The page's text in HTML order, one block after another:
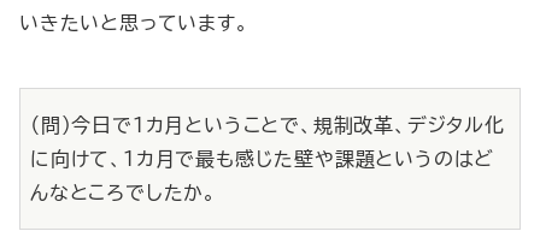
いきたいと思っています。
（問）今日で１カ月ということで、規制改革、デジタル化
に向けて、１カ月で最も感じた壁や課題というのはど
んなところでしたか。